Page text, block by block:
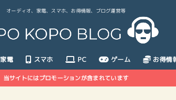
オーディオ、家電、スマホ、お得情報、ブログ運営等
家電 スマホ PC ゲーム お得情
当サイトにはプロモーションが含まれています